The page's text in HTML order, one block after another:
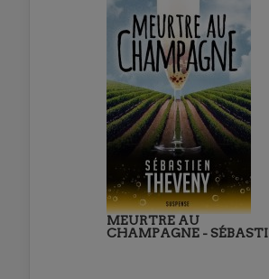
MEURTRE AU
CHAMPAGNE - SÉBASTI